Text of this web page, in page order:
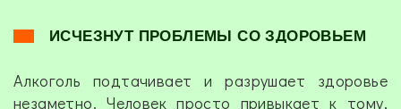
ИСЧЕЗНУТ ПРОБЛЕМЫ СО ЗДОРОВЬЕМ
Алкоголь подтачивает и разрушает здоровье
незаметно. Человек просто привыкает к тому,